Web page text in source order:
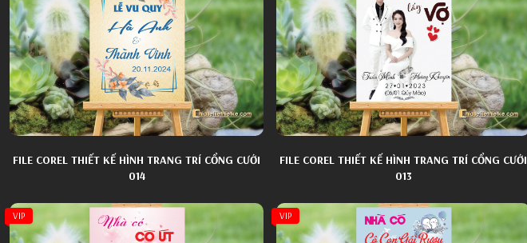
FILE COREL THIẾT KẾ HÌNH TRANG TRÍ CỔNG CƯỚI
014
FILE COREL THIẾT KẾ HÌNH TRANG TRÍ CỔNG CƯỚI
013
VIP VIP